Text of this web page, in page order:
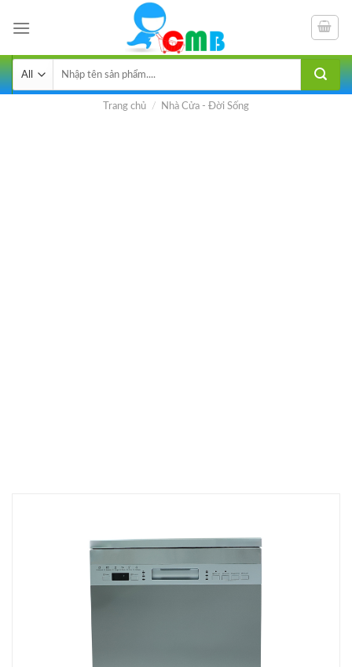
kiếm:
Trang chủ / Nhà Cửa - Đời Sống